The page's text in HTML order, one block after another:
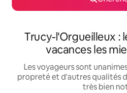
Trucy-l'Orgueilleux :
vacances les
Les voyageurs sont
propreté et d'autres qualités
très bien